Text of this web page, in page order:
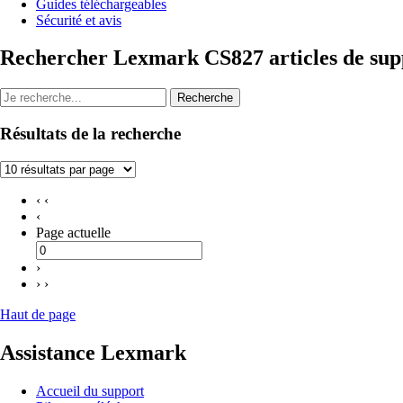
Guides téléchargeables
Sécurité et avis
Rechercher Lexmark CS827 articles de
Recherche
Résultats de la recherche
‹ ‹
‹
Page actuelle
›
› ›
Haut de page
Assistance Lexmark
Accueil du support